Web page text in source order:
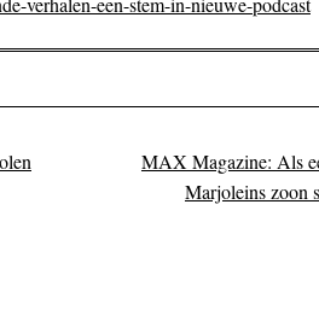
MAX Magazine: Als
Marjoleins zoon